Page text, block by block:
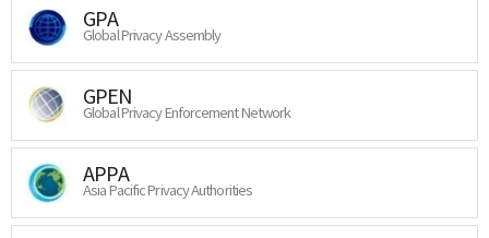
GPA
Global Privacy Assembly
GPEN
Global Privacy Enforcement Network
APPA
Asia Pacific Privacy Authorities